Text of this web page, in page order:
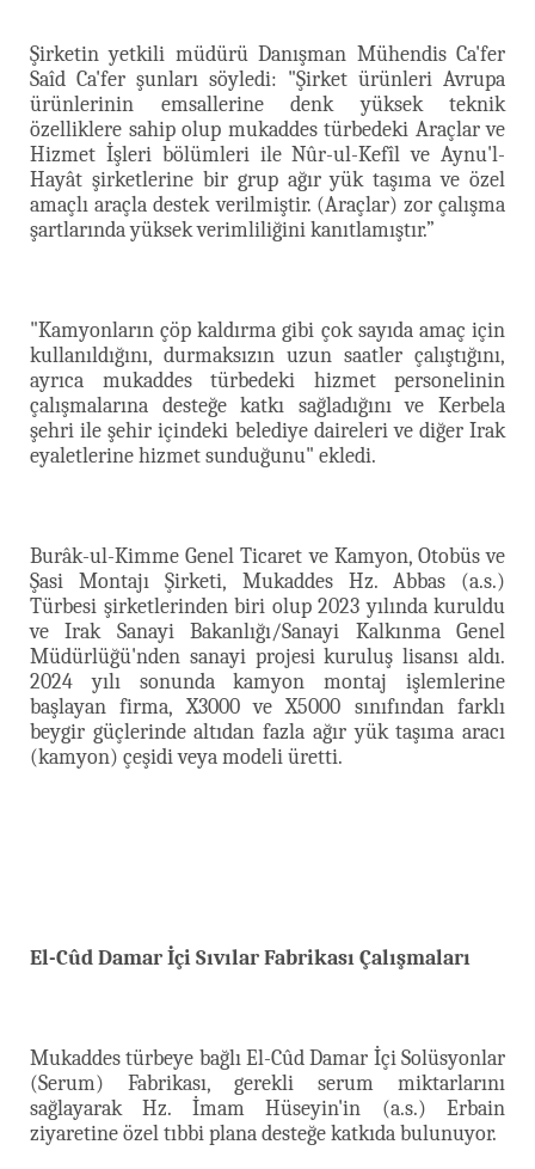
Şirketin yetkili müdürü Danışman Mühendis Ca'fer
Saîd Ca'fer şunları söyledi: "Şirket ürünleri Avrupa
ürünlerinin emsallerine denk yüksek teknik
özelliklere sahip olup mukaddes türbedeki Araçlar ve
Hizmet İşleri bölümleri ile Nûr-ul-Kefîl ve Aynu'l-
Hayât şirketlerine bir grup ağır yük taşıma ve özel
amaçlı araçla destek verilmiştir. (Araçlar) zor çalışma
şartlarında yüksek verimliliğini kanıtlamıştır.”
"Kamyonların çöp kaldırma gibi çok sayıda amaç için
kullanıldığını, durmaksızın uzun saatler çalıştığını,
ayrıca mukaddes türbedeki hizmet personelinin
çalışmalarına desteğe katkı sağladığını ve Kerbela
şehri ile şehir içindeki belediye daireleri ve diğer Irak
eyaletlerine hizmet sunduğunu" ekledi.
Burâk-ul-Kimme Genel Ticaret ve Kamyon, Otobüs ve
Şasi Montajı Şirketi, Mukaddes Hz. Abbas (a.s.)
Türbesi şirketlerinden biri olup 2023 yılında kuruldu
ve Irak Sanayi Bakanlığı/Sanayi Kalkınma Genel
Müdürlüğü'nden sanayi projesi kuruluş lisansı aldı.
2024 yılı sonunda kamyon montaj işlemlerine
başlayan firma, X3000 ve X5000 sınıfından farklı
beygir güçlerinde altıdan fazla ağır yük taşıma aracı
(kamyon) çeşidi veya modeli üretti.
El-Cûd Damar İçi Sıvılar Fabrikası Çalışmaları
Mukaddes türbeye bağlı El-Cûd Damar İçi Solüsyonlar
(Serum) Fabrikası, gerekli serum miktarlarını
sağlayarak Hz. İmam Hüseyin'in (a.s.) Erbain
ziyaretine özel tıbbi plana desteğe katkıda bulunuyor.